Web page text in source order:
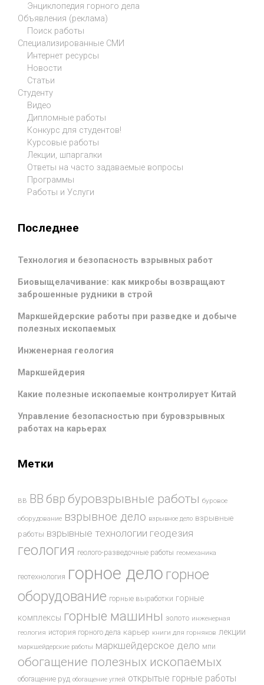
Энциклопедия горного дела
Объявления (реклама)
Поиск работы
Специализированные СМИ
Интернет ресурсы
Новости
Статьи
Студенту
Видео
Дипломные работы
Конкурс для студентов!
Курсовые работы
Лекции, шпаргалки
Ответы на часто задаваемые вопросы
Программы
Работы и Услуги
Последнее
Технология и безопасность взрывных работ
Биовыщелачивание: как микробы возвращают
заброшенные рудники в строй
Маркшейдерские работы при разведке и добыче
полезных ископаемых
Инженерная геология
Маркшейдерия
Какие полезные ископаемые контролирует Китай
Управление безопасностью при буровзрывных
работах на карьерах
Метки
ВВ ВВ бвр буровзрывные работы буровое
оборудование взрывное дело взрывное дело взрывные
работы взрывные технологии геодезия
геология геолого-разведочные работы геомеханика
геотехнология горное дело горное
оборудование горные выработки горные
комплексы горные машины золото инженерная
геология история горного дела карьер книги для горняков лекции
маркшейдерские работы маркшейдерское дело мпи
обогащение полезных ископаемых
обогащение руд обогащение углей открытые горные работы